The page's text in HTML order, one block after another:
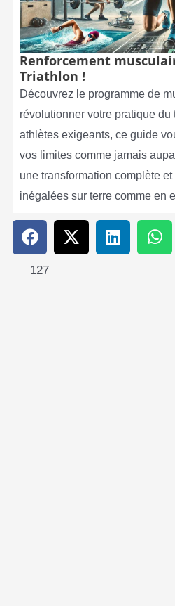
Renforcement
Triathlon !
Découvrez le programme de
révolutionner votre pratique
athlètes exigeants, ce guide
vos limites comme jamais
une transformation complète
inégalées sur terre comme en
127